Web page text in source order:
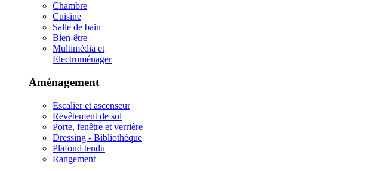
Chambre
Cuisine
Salle de bain
Bien-être
Multimédia et
Electroménager
Aménagement
Escalier et ascenseur
Revêtement de sol
Porte, fenêtre et verrière
Dressing - Bibliothèque
Plafond tendu
Rangement